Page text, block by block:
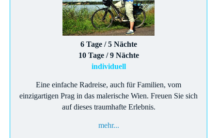
6 Tage / 5 Nächte
10 Tage / 9 Nächte
individuell
Eine einfache Radreise, auch für Familien, vom
einzigartigen Prag in das malerische Wien. Freuen Sie sich
auf dieses traumhafte Erlebnis.
mehr...